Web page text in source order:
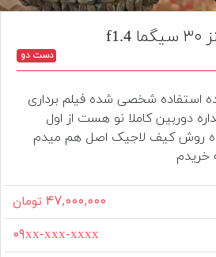
دست دو
خورده استفاده شخصی شده فیلم برداری
دوربین کاملا نو هست از اول
روش کیف لاجیک اصل هم میدم
خریدم
۴۷,۰۰۰,۰۰۰ تومان
۰۹xx-xxx-xxxx